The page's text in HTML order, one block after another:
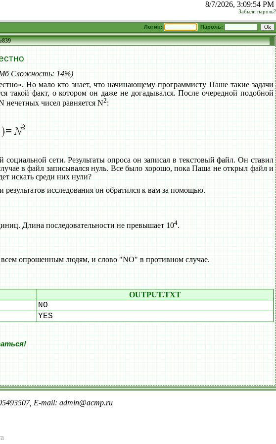
8/7/2026, 3:09:54 PM
Забыли пароль?
Логин: Пароль:
Сложность: 14%)
Но мало кто знает, что начинающему программисту Паше такие задачи
такой факт, о котором он даже не догадывался. После очередной подобной
нечетных чисел равняется N2:
сети. Результаты опроса он записал в текстовый файл. Он ставил
в файл записывался нуль. Все было хорошо, пока Паша не открыл файл и
искать среди них нули?
исследования он обратился к вам за помощью.
Длина последовательности не превышает 104.
опрошенным людям, и слово "NO" в противном случае.
OUTPUT.TXT
NO
YES
E-mail: admin@acmp.ru